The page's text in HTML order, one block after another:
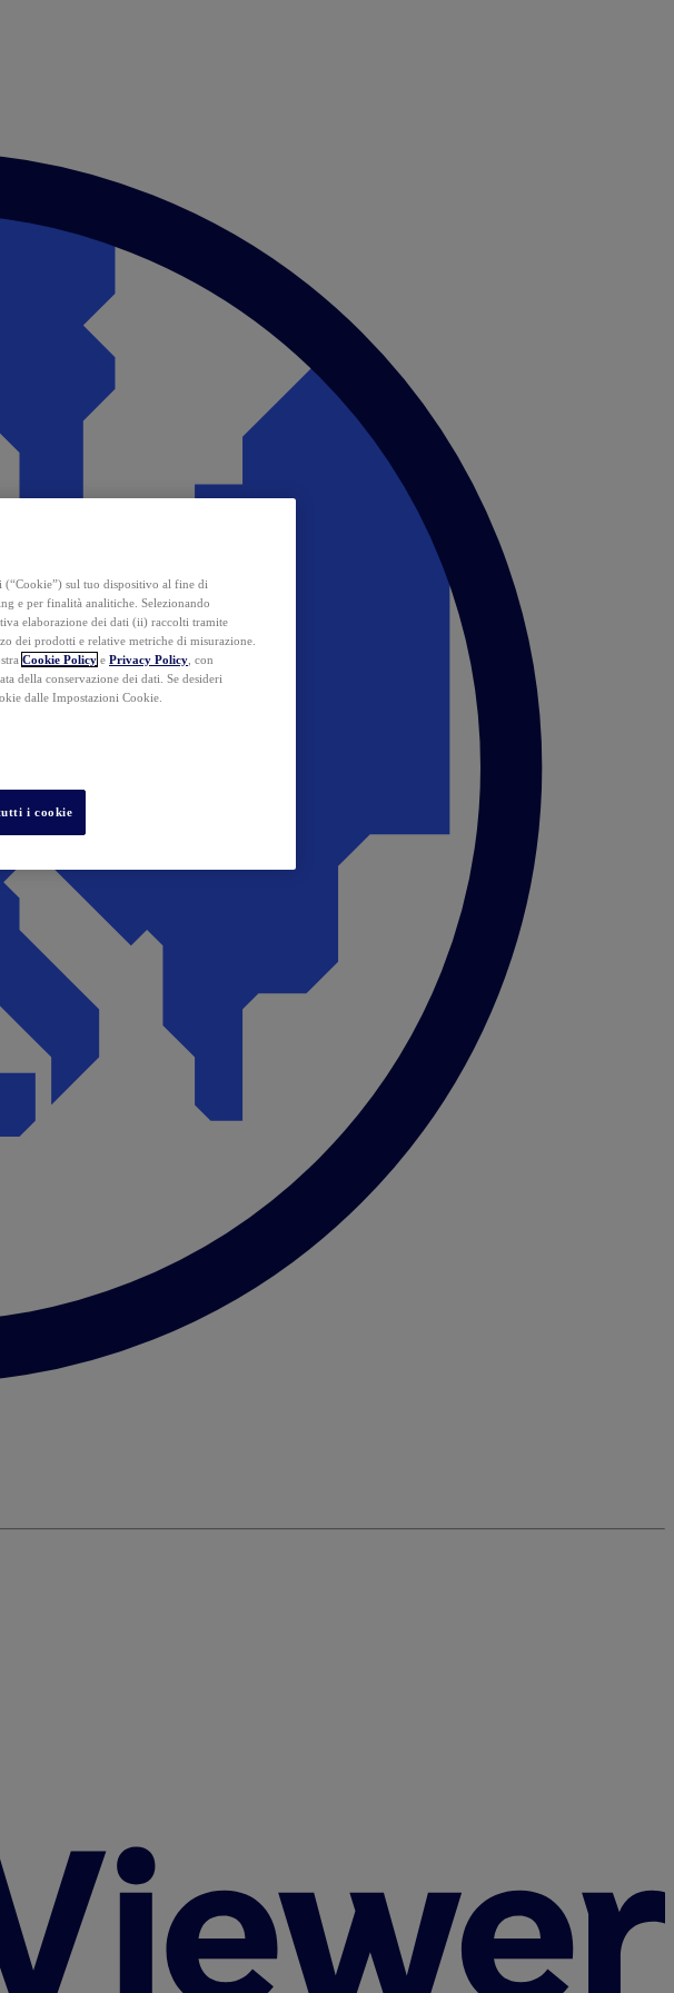
sul tuo dispositivo al fine di
e per finalità analitiche. Selezionando
elaborazione dei dati (ii) raccolti tramite
dei prodotti e relative metriche di misurazione.
Cookie Policy e Privacy Policy , con
della conservazione dei dati. Se desideri
dalle Impostazioni Cookie.
i cookie